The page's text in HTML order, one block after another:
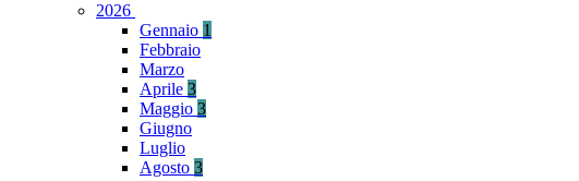
2026
Gennaio 1
Febbraio
Marzo
Aprile 3
Maggio 3
Giugno
Luglio
Agosto 3